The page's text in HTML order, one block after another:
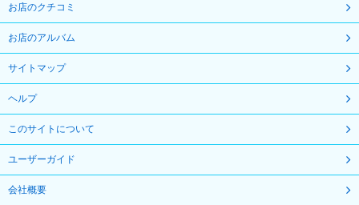
お店のクチコミ
お店のアルバム
サイトマップ
ヘルプ
このサイトについて
ユーザーガイド
会社概要